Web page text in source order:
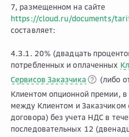
7, размещенном на сайте
https://cloud.ru/documents/
составляет:
4.3.1. 20% (двадцать
потребленных и оплаченных
Сервисов Заказчика
(либо
Клиентом опционной премии, в
между Клиентом и Заказчиком
договора) без учета НДС в
последовательных 12